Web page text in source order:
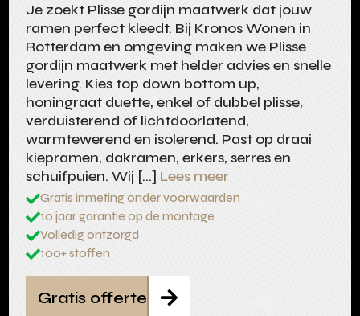
Je zoekt Plisse gordijn maatwerk dat jouw
ramen perfect kleedt. Bij Kronos Wonen in
Rotterdam en omgeving maken we Plisse
gordijn maatwerk met helder advies en snelle
levering. Kies top down bottom up,
honingraat duette, enkel of dubbel plisse,
verduisterend of lichtdoorlatend,
warmtewerend en isolerend. Past op draai
kiepramen, dakramen, erkers, serres en
schuifpuien. Wij […] Lees meer
Gratis inmeting onder voorwaarden
10 jaar garantie op de montage
Volledig ontzorgd
100+ stoffen

Gratis offerte